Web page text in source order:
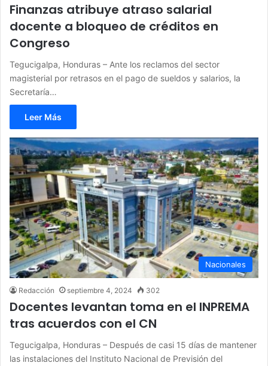
Finanzas atribuye atraso salarial
docente a bloqueo de créditos en
Congreso
Tegucigalpa, Honduras – Ante los reclamos del sector
magisterial por retrasos en el pago de sueldos y salarios, la
Secretaría…
Leer Más
Nacionales
Redacción septiembre 4, 2024 302
Docentes levantan toma en el INPREMA
tras acuerdos con el CN
Tegucigalpa, Honduras – Después de casi 15 días de mantener
las instalaciones del Instituto Nacional de Previsión del